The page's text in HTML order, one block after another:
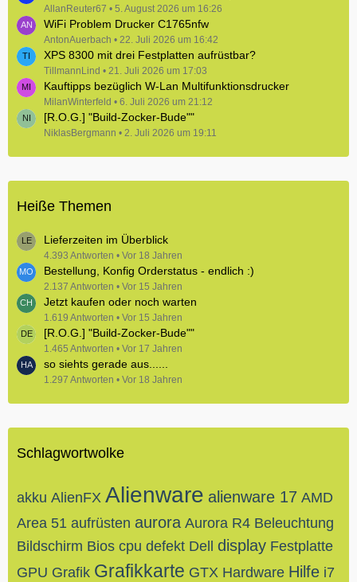
ä
g
e
i
t
r
ä
g
e
AllanReuter67 5. August 2026 um 16:26
WiFi Problem Drucker C1765nfw
AntonAuerbach 22. Juli 2026 um 16:42
XPS 8300 mit drei Festplatten aufrüstbar?
TillmannLind 21. Juli 2026 um 17:03
Kauftipps bezüglich W-Lan Multifunktionsdrucker
MilanWinterfeld 6. Juli 2026 um 21:12
[R.O.G.] "Build-Zocker-Bude""
NiklasBergmann 2. Juli 2026 um 19:11
Heiße Themen
Lieferzeiten im Überblick
4.393 Antworten Vor 18 Jahren
Bestellung, Konfig Orderstatus - endlich :)
2.137 Antworten Vor 15 Jahren
Jetzt kaufen oder noch warten
1.619 Antworten Vor 15 Jahren
[R.O.G.] "Build-Zocker-Bude""
1.465 Antworten Vor 17 Jahren
so siehts gerade aus......
1.297 Antworten Vor 18 Jahren
Schlagwortwolke
akku AlienFX Alienware alienware 17 AMD
Area 51 aufrüsten aurora Aurora R4 Beleuchtung
Bildschirm Bios cpu defekt Dell display Festplatte
GPU Grafik Grafikkarte GTX Hardware Hilfe i7